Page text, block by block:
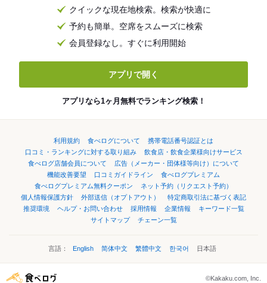
クイックな現在地検索。検索が快適に
予約も簡単。空席をスムーズに検索
会員登録なし。すぐに利用開始
アプリで開く
アプリなら1ヶ月無料でランキング検索！
利用規約 食べログについて
携帯電話番号認証とは
口コミ・ランキングに対する取り組み
飲食店・飲食企業様向けサービス
食べログ店舗会員について
広告（メーカー・団体様等向け）について
機能改善要望
口コミガイドライン
食べログプレミアム
食べログプレミアム無料クーポン
ネット予約（リクエスト予約）
個人情報保護方針
外部送信（オプトアウト）
特定商取引法に基づく表記
推奨環境
ヘルプ・お問い合わせ 採用情報 企業情報
キーワード一覧
サイトマップ
チェーン一覧
言語： English 简体中文 繁體中文 한국어 日本語
©Kakaku.com, Inc.